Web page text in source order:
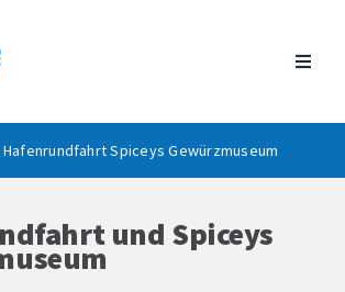
Hafenrundfahrt Spiceys Gewürzmuseum
und Spiceys